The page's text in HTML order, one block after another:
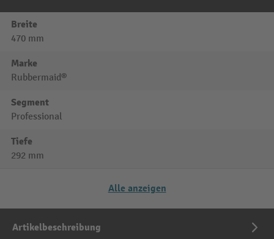
Breite
470 mm
Marke
Rubbermaid®
Segment
Professional
Tiefe
292 mm
Alle anzeigen
Artikelbeschreibung